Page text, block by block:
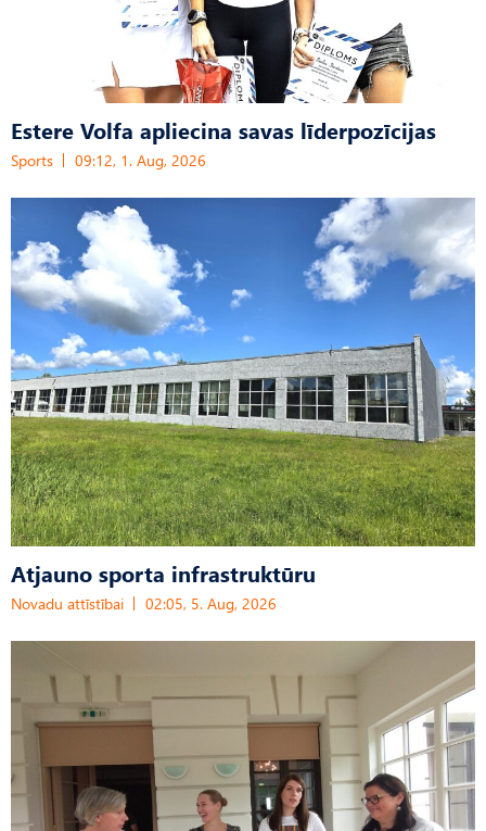
Estere Volfa apliecina savas līderpozīcijas
Sports 09:12, 1. Aug, 2026
Atjauno sporta infrastruktūru
Novadu attīstībai 02:05, 5. Aug, 2026